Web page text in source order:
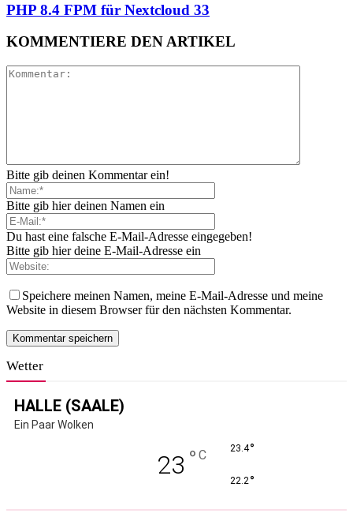
PHP 8.4 FPM für Nextcloud 33
KOMMENTIERE DEN ARTIKEL
Bitte gib deinen Kommentar ein!
Bitte gib hier deinen Namen ein
Du hast eine falsche E-Mail-Adresse eingegeben!
Bitte gib hier deine E-Mail-Adresse ein
Speichere meinen Namen, meine E-Mail-Adresse und meine
Website in diesem Browser für den nächsten Kommentar.
Wetter
HALLE (SAALE)
Ein Paar Wolken
23 ° C 23.4°
22.2°